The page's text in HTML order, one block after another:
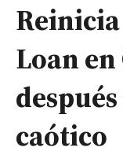
Loan
caótico